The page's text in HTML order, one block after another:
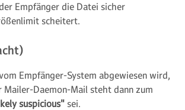
Empfänger die Datei sicher
scheitert.
Empfänger-System abgewiesen wird,
Daemon-Mail steht dann zum
suspicious" sei.